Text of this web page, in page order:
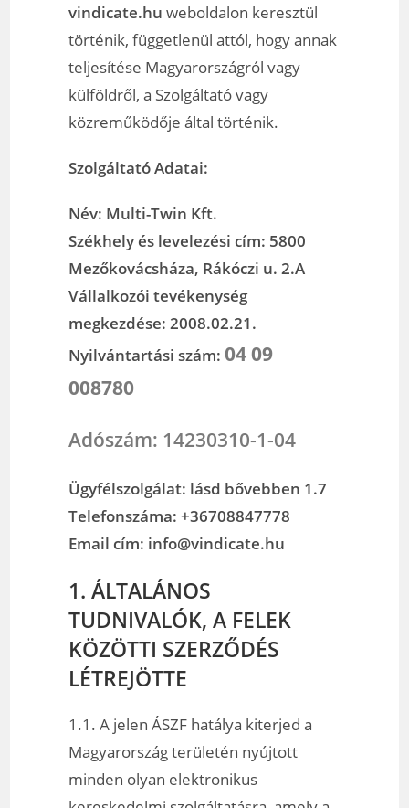
vindicate.hu weboldalon keresztül
történik, függetlenül attól, hogy annak
teljesítése Magyarországról vagy
külföldről, a Szolgáltató vagy
közreműködője által történik.
Szolgáltató Adatai:
Név: Multi-Twin Kft.
Székhely és levelezési cím: 5800
Mezőkovácsháza, Rákóczi u. 2.A
Vállalkozói tevékenység
megkezdése: 2008.02.21.
Nyilvántartási szám:04 09
008780
Adószám: 14230310-1-04
Ügyfélszolgálat: lásd bővebben 1.7
Telefonszáma: +36708847778
Email cím: info@vindicate.hu
1. ÁLTALÁNOS
TUDNIVALÓK, A FELEK
KÖZÖTTI SZERZŐDÉS
LÉTREJÖTTE
1.1. A jelen ÁSZF hatálya kiterjed a
Magyarország területén nyújtott
minden olyan elektronikus